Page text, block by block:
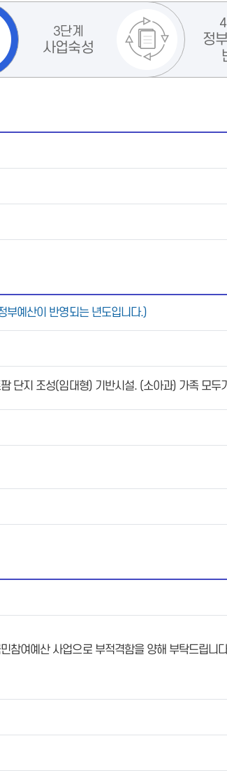
3단계
사업숙성
정
부예산이 반영되는 년도입니다.)
단지 조성(임대형) 기반시설. (소아과) 가족 모
참여예산 사업으로 부적격함을 양해 부탁드립니